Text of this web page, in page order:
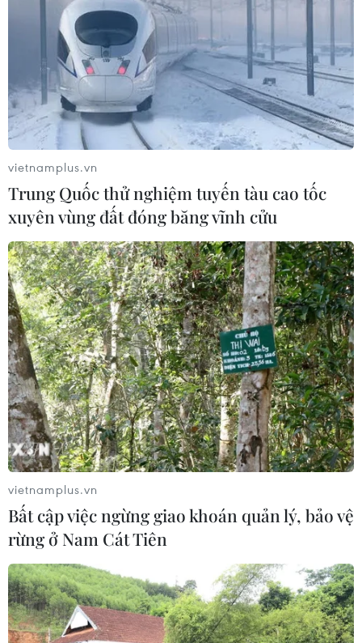
vietnamplus.vn
Trung Quốc thử nghiệm tuyến tàu cao tốc
xuyên vùng đất đóng băng vĩnh cửu
vietnamplus.vn
Bất cập việc ngừng giao khoán quản lý, bảo vệ
rừng ở Nam Cát Tiên